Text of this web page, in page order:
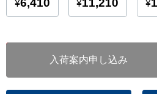
入荷案内申し込み